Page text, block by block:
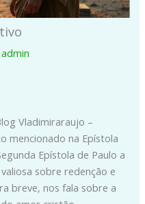
admin
Vladimiraraujo –
mencionado na Epístola
Epístola de Paulo a
sobre redenção e
breve, nos fala sobre a